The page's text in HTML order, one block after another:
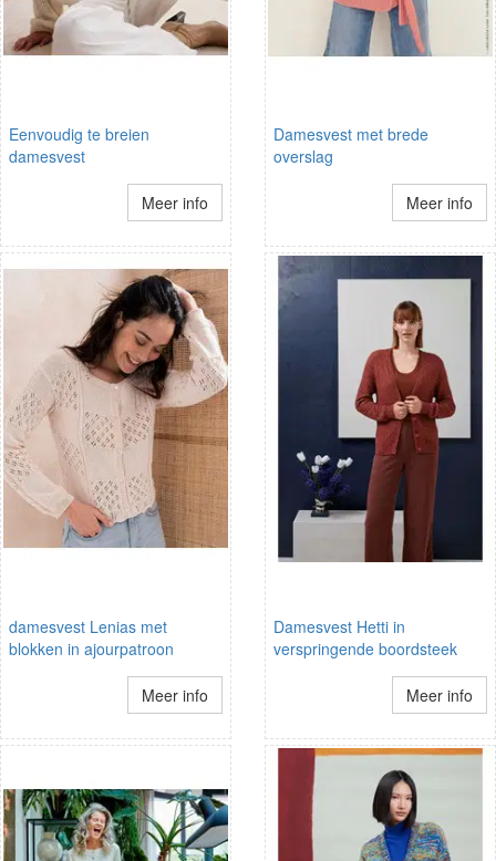
Eenvoudig te breien
damesvest
Meer info
Damesvest met brede
overslag
Meer info
damesvest Lenias met
blokken in ajourpatroon
Meer info
Damesvest Hetti in
verspringende boordsteek
Meer info